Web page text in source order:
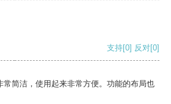
支持[0] 反对[0]
常简洁，使用起来非常方便。功能的布局也